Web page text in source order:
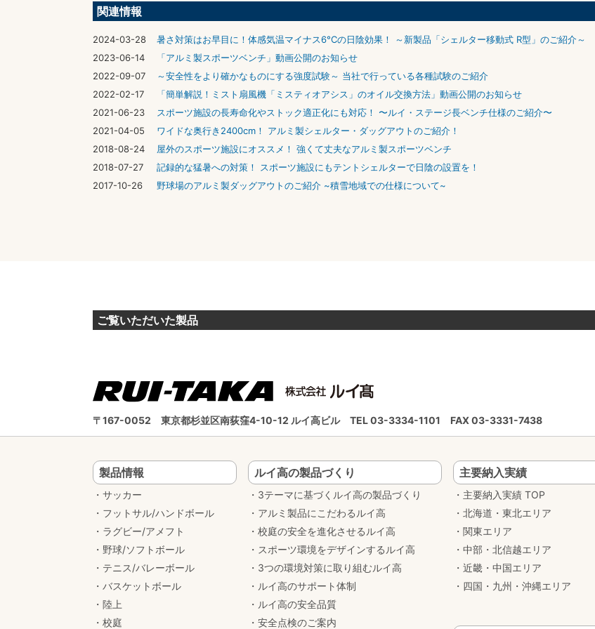
関連情報
2024-03-28
暑さ対策はお早目に！体感気温マイナス6°Cの日陰効果！ ～新製品「シェルター移動式 R型」のご紹介～
2023-06-14
「アルミ製スポーツベンチ」動画公開のお知らせ
2022-09-07
～安全性をより確かなものにする強度試験～ 当社で行っている各種試験のご紹介
2022-02-17
「簡単解説！ミスト扇風機「ミスティオアシス」のオイル交換方法」動画公開のお知らせ
2021-06-23
スポーツ施設の長寿命化やストック適正化にも対応！ 〜ルイ・ステージ長ベンチ仕様のご紹介〜
2021-04-05
ワイドな奥行き2400cm！ アルミ製シェルター・ダッグアウトのご紹介！
2018-08-24
屋外のスポーツ施設にオススメ！ 強くて丈夫なアルミ製スポーツベンチ
2018-07-27
記録的な猛暑への対策！ スポーツ施設にもテントシェルターで日陰の設置を！
2017-10-26
野球場のアルミ製ダッグアウトのご紹介 ~積雪地域での仕様について~
ご覧いただいた製品
〒167-0052 東京都杉並区南荻窪4-10-12 ルイ高ビル TEL 03-3334-1101 FAX 03-3331-7438
製品情報
サッカー
フットサル/ハンドボール
ラグビー/アメフト
野球/ソフトボール
テニス/バレーボール
バスケットボール
陸上
校庭
ルイ高の製品づくり
3テーマに基づくルイ高の製品づくり
アルミ製品にこだわるルイ高
校庭の安全を進化させるルイ高
スポーツ環境をデザインするルイ高
3つの環境対策に取り組むルイ高
ルイ高のサポート体制
ルイ高の安全品質
安全点検のご案内
主要納入実績
主要納入実績 TOP
北海道・東北エリア
関東エリア
中部・北信越エリア
近畿・中国エリア
四国・九州・沖縄エリア